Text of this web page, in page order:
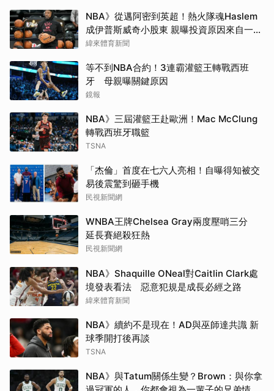
NBA》從邁阿密到英超！熱火隊魂Haslem
成伊普斯威奇小股東 親曝投資原因來自一句
口號
緯來體育新聞
等不到NBA合約！3連霸灌籃王轉戰西班
牙 母親曝關鍵原因
鏡報
NBA》三屆灌籃王赴歐洲！Mac McClung
轉戰西班牙職籃
TSNA
「杰倫」首度在七六人亮相！自曝得知被交
易後震驚到砸手機
民視新聞網
WNBA王牌Chelsea Gray兩度壓哨三分
延長賽絕殺狂熱
民視新聞網
NBA》Shaquille ONeal對Caitlin Clark處
境發表看法 惡意犯規是成長必經之路
緯來體育新聞
NBA》續約不是現在！AD與巫師達共識 新
球季開打後再談
TSNA
NBA》與Tatum關係生變？Brown：與你拿